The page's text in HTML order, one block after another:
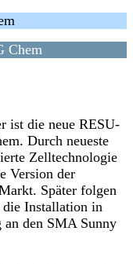
Chem
ist die neue RESU-
Durch neueste
Zelltechnologie
Version der
Später folgen
die Installation in
an den SMA Sunny